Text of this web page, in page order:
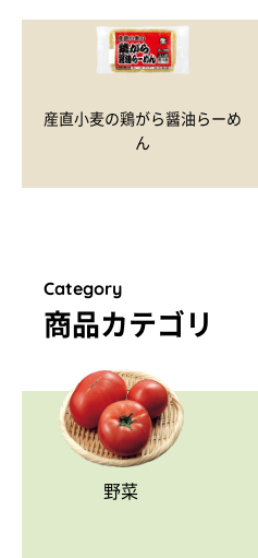
産直小麦の鶏がら醤油らーめ
ん
Category
商品カテゴリ
野菜